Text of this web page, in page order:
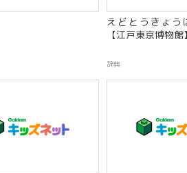
えどとうきょう
【江戸東京博物館】
辞典